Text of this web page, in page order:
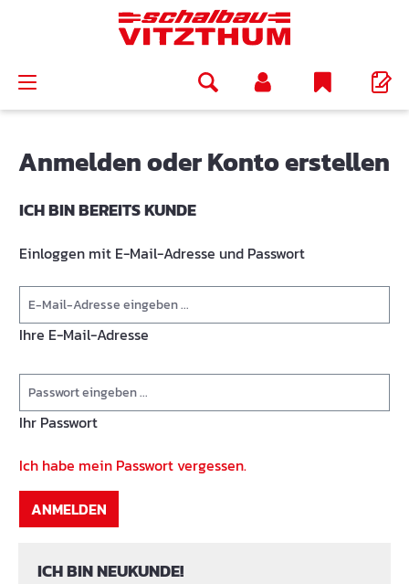
Anmelden oder Konto erstellen
ICH BIN BEREITS KUNDE
Einloggen mit E-Mail-Adresse und Passwort
Ihre E-Mail-Adresse
Ihr Passwort
Ich habe mein Passwort vergessen.
ANMELDEN
ICH BIN NEUKUNDE!